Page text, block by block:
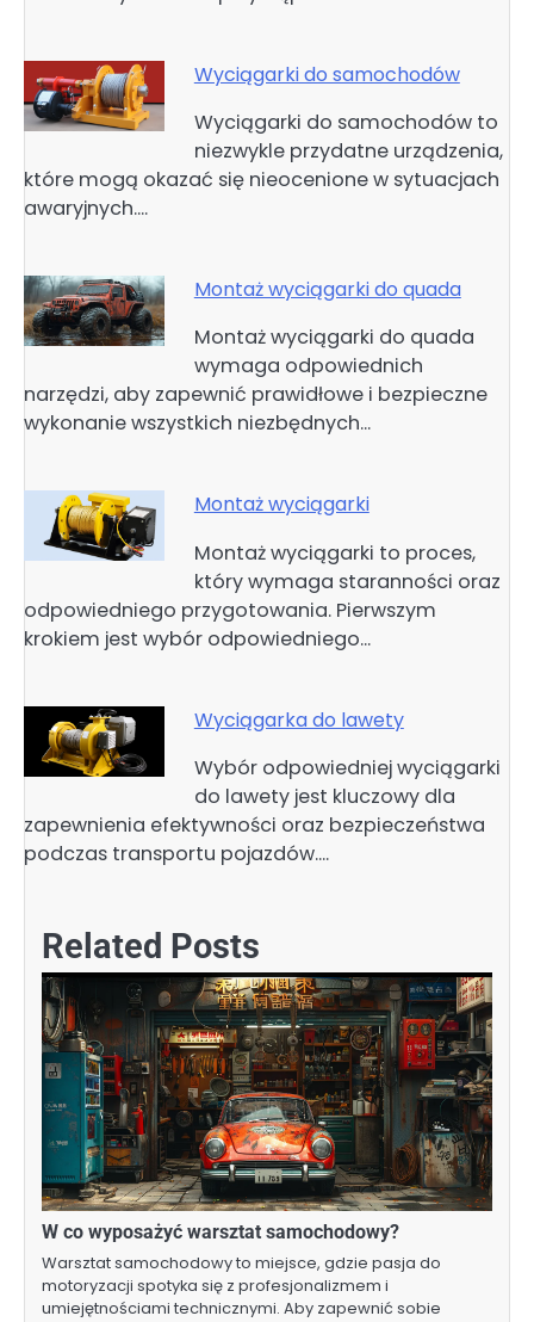
Wyciągarki do samochodów
Wyciągarki do samochodów to
niezwykle przydatne urządzenia,
które mogą okazać się nieocenione w sytuacjach
awaryjnych.…
Montaż wyciągarki do quada
Montaż wyciągarki do quada
wymaga odpowiednich
narzędzi, aby zapewnić prawidłowe i bezpieczne
wykonanie wszystkich niezbędnych…
Montaż wyciągarki
Montaż wyciągarki to proces,
który wymaga staranności oraz
odpowiedniego przygotowania. Pierwszym
krokiem jest wybór odpowiedniego…
Wyciągarka do lawety
Wybór odpowiedniej wyciągarki
do lawety jest kluczowy dla
zapewnienia efektywności oraz bezpieczeństwa
podczas transportu pojazdów.…
Related Posts
W co wyposażyć warsztat samochodowy?
Warsztat samochodowy to miejsce, gdzie pasja do
motoryzacji spotyka się z profesjonalizmem i
umiejętnościami technicznymi. Aby zapewnić sobie